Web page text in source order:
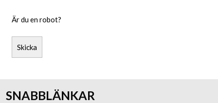
Är du en robot?
Skicka
SNABBLÄNKAR